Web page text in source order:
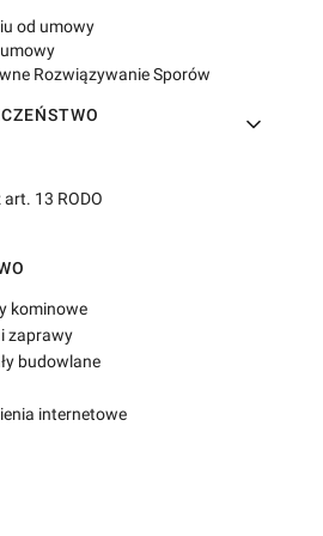
od umowy
Rozwiązywanie Sporów
13 RODO
kominowe
zaprawy
budowlane
internetowe